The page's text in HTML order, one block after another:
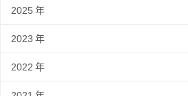
2025 年
2023 年
2022 年